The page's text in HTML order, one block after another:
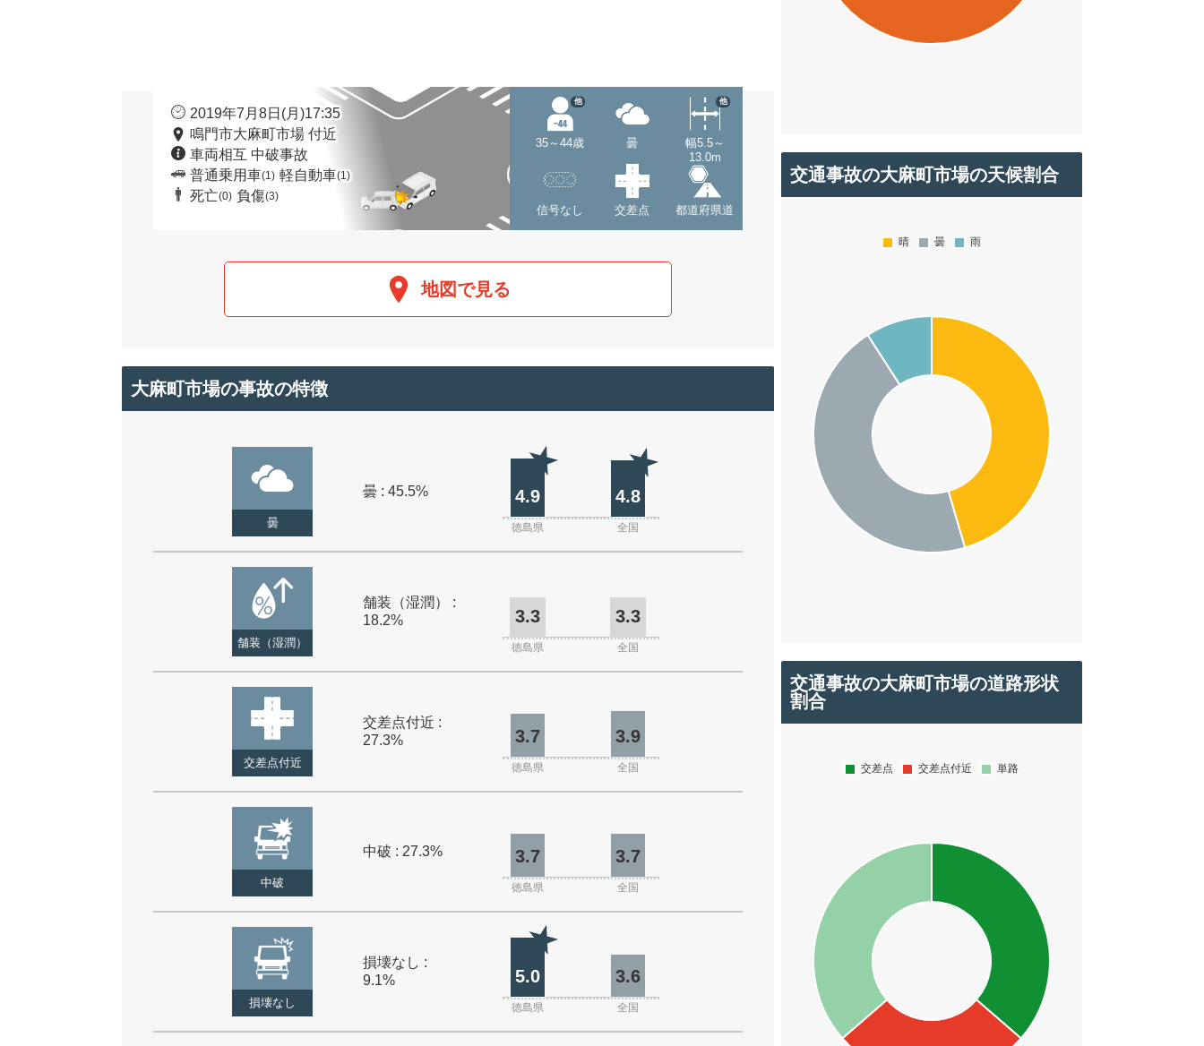
2019年7月8日(月)17:35
鳴門市大麻町市場 付近
車両相互 中破事故
普通乗用車(1) 軽自動車(1)
死亡(0) 負傷(3)
35～44歳
他
曇
幅5.5～
13.0m
他
信号なし 交差点 都道府県道
地図で見る
大麻町市場の事故の特徴
曇
曇 : 45.5% 4.9 4.8
徳島県 全国
舗装（湿潤）
舗装（湿潤） :
18.2%
3.3 3.3
徳島県 全国
交差点付近
交差点付近 :
27.3%
3.7 3.9
徳島県 全国
中破
中破 : 27.3% 3.7 3.7
徳島県 全国
損壊なし
損壊なし :
9.1%
5.0 3.6
徳島県 全国
交通事故の大麻町市場の天候割合
交通事故の大麻町市場の道路形状
割合